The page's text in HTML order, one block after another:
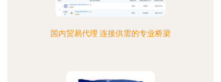
国内贸易代理 连接供需的专业桥梁